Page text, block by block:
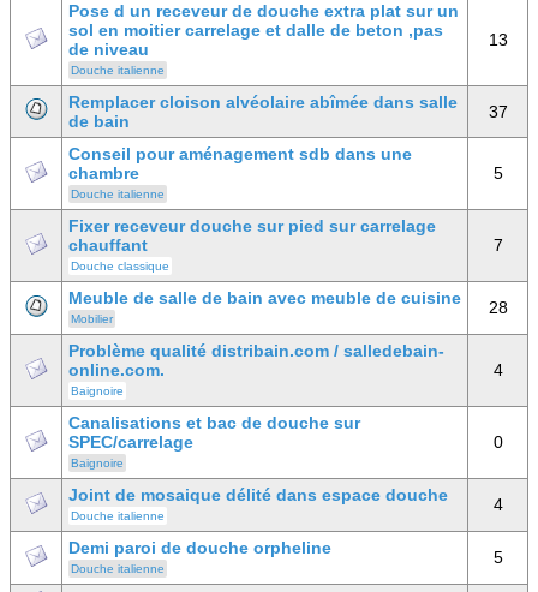
Pose d un receveur de douche extra plat sur un
sol en moitier carrelage et dalle de beton ,pas
de niveau
Douche italienne
13
Remplacer cloison alvéolaire abîmée dans salle
de bain
37
Conseil pour aménagement sdb dans une
chambre
Douche italienne
5
Fixer receveur douche sur pied sur carrelage
chauffant
Douche classique
7
Meuble de salle de bain avec meuble de cuisine
Mobilier
28
Problème qualité distribain.com / salledebain-
online.com.
Baignoire
4
Canalisations et bac de douche sur
SPEC/carrelage
Baignoire
0
Joint de mosaique délité dans espace douche
Douche italienne
4
Demi paroi de douche orpheline
Douche italienne
5